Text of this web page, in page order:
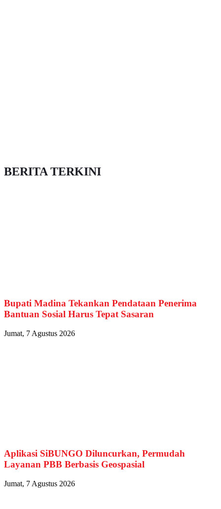
BERITA TERKINI
Bupati Madina Tekankan Pendataan Penerima
Bantuan Sosial Harus Tepat Sasaran
Jumat, 7 Agustus 2026
Aplikasi SiBUNGO Diluncurkan, Permudah
Layanan PBB Berbasis Geospasial
Jumat, 7 Agustus 2026